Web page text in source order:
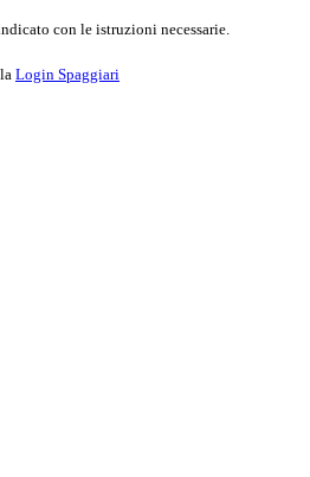
con le istruzioni necessarie.
Login Spaggiari